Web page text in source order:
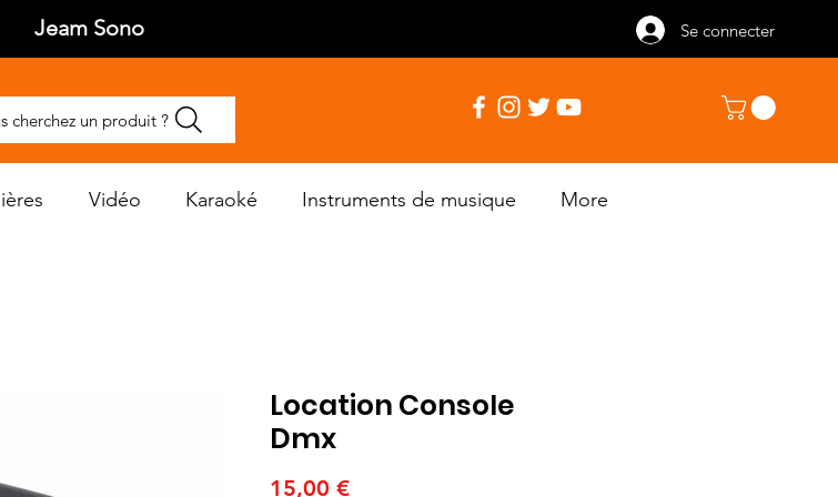
Jeam Sono Se connecter
cherchez un produit ?
Vidéo Karaoké Instruments de musique More
Location Console
Dmx
15,00 €Prix